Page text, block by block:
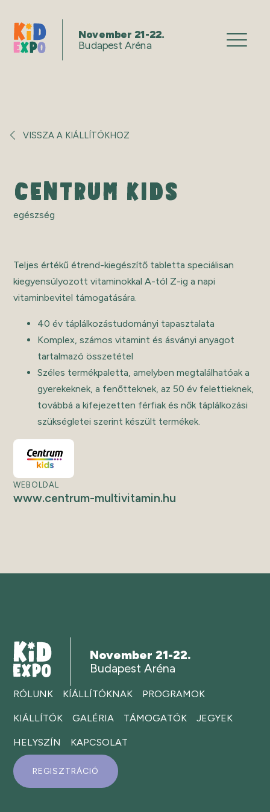
November 21-22.
Budapest Aréna
VISSZA A KIÁLLÍTÓKHOZ
CENTRUM KIDS
egészség
Teljes értékű étrend-kiegészítő tabletta speciálisan
kiegyensúlyozott vitaminokkal A-tól Z-ig a napi
vitaminbevitel támogatására.
40 év táplálkozástudományi tapasztalata
Komplex, számos vitamint és ásványi anyagot
tartalmazó összetétel
Széles termékpaletta, amelyben megtalálhatóak a
gyerekeknek, a fenőtteknek, az 50 év felettieknek,
továbbá a kifejezetten férfiak és nők táplálkozási
szükségletei szerint készült termékek.
WEBOLDAL
www.centrum-multivitamin.hu
November 21-22.
Budapest Aréna
RÓLUNK KÍÁLLÍTÓKNAK PROGRAMOK
KIÁLLÍTÓK GALÉRIA TÁMOGATÓK JEGYEK
HELYSZÍN KAPCSOLAT
REGISZTRÁCIÓ